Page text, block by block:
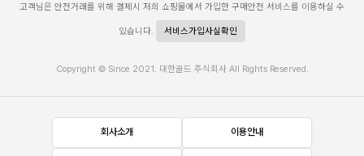
고객님은 안전거래를 위해 결제시 저희 쇼핑몰에서 가입한 구매안전 서비스를 이용하실 수
있습니다. 서비스가입사실확인
Copyright © Since 2021. 대한골드 주식회사 All Rights Reserved.
회사소개 이용안내